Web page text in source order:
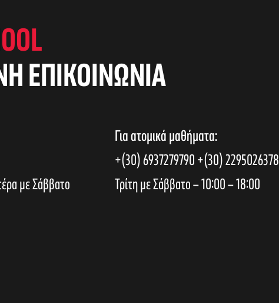
ΕΠΙΚΟΙΝΩΝΙΑ
με Σάββατο
Για ατομικά μαθήματα:
+(30) 6937279790+(30) 2295026378
Τρίτη με Σάββατο – 10:00 – 18:00